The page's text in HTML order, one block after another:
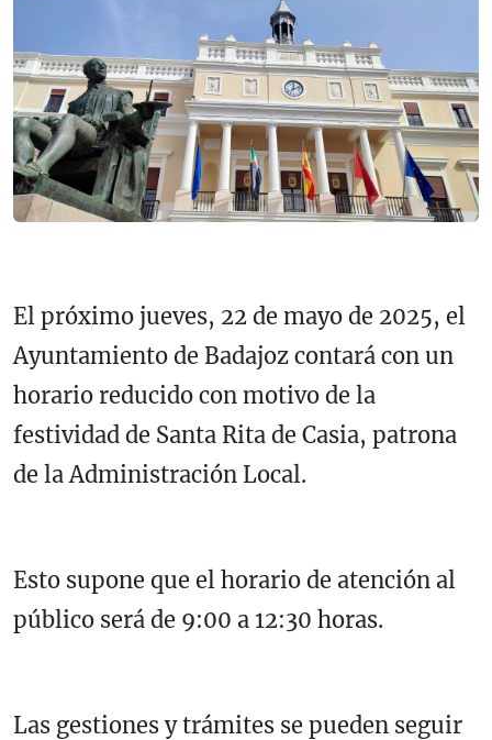
El próximo jueves, 22 de mayo de 2025, el
Ayuntamiento de Badajoz contará con un
horario reducido con motivo de la
festividad de Santa Rita de Casia, patrona
de la Administración Local.
Esto supone que el horario de atención al
público será de 9:00 a 12:30 horas.
Las gestiones y trámites se pueden seguir